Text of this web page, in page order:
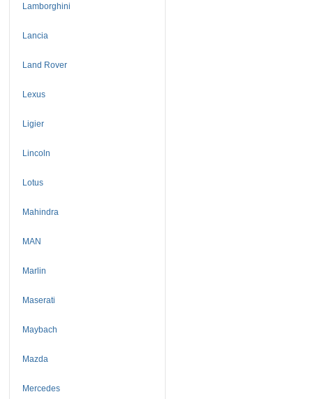
Lamborghini
Lancia
Land Rover
Lexus
Ligier
Lincoln
Lotus
Mahindra
MAN
Marlin
Maserati
Maybach
Mazda
Mercedes